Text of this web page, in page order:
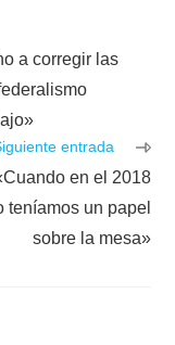
a corregir las
entrada
en el 2018
teníamos un papel
sobre la mesa»